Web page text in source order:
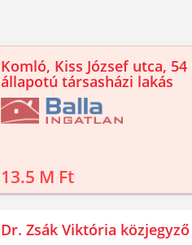
Komló, Kiss József utca, 54
állapotú társasházi lakás
13.5 M Ft
Dr. Zsák Viktória közjegyző